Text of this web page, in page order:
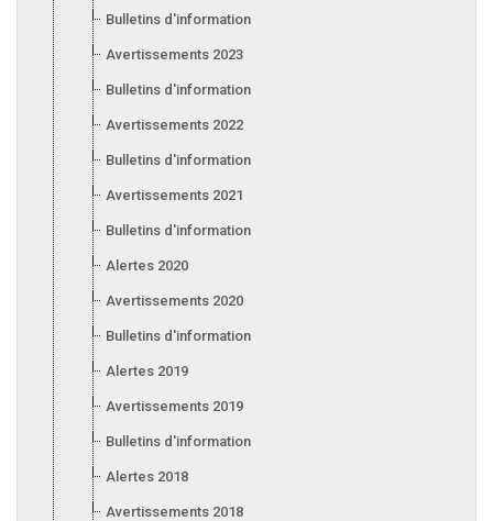
Bulletins d'information 2024
Avertissements 2023
Bulletins d'information 2023
Avertissements 2022
Bulletins d'information 2022
Avertissements 2021
Bulletins d'information 2021
Alertes 2020
Avertissements 2020
Bulletins d'information 2020
Alertes 2019
Avertissements 2019
Bulletins d'information 2019
Alertes 2018
Avertissements 2018